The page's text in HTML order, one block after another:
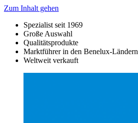
Zum Inhalt gehen
Spezialist seit 1969
Große Auswahl
Qualitätsprodukte
Marktführer in den Benelux-Ländern
Weltweit verkauft